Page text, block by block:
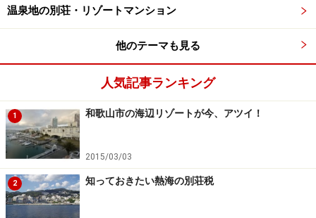
国道１号線から海に向かういくつもの路地があります。
路地に入ると、少し小高くなっているため、１号線から
いるわけでなく、行き止まる路地は複雑な迷路のよう。
それがかえってこの路地歩きを楽しくさせます。個人の
私有地を横切るような場所も。時折、散歩をしている地
元の人に出合いました。年配の男性が多いです。女性は
あまり歩かないのかしら、とか思いながらぶらぶら。土
や砂、そして落ち葉、舗装されていない小路の感触が気
持ちよく、歩きながら心がなごみます。
温泉地の別荘・リゾートマンション
他のテーマも見る
人気記事ランキング
1 和歌山市の海辺リゾートが今、アツイ！
2015/03/03
2 知っておきたい熱海の別荘税